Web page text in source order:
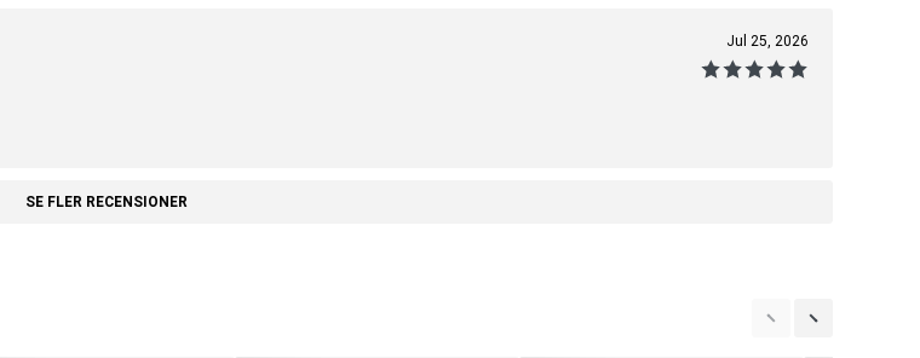
Jul 25, 2026
SE FLER RECENSIONER